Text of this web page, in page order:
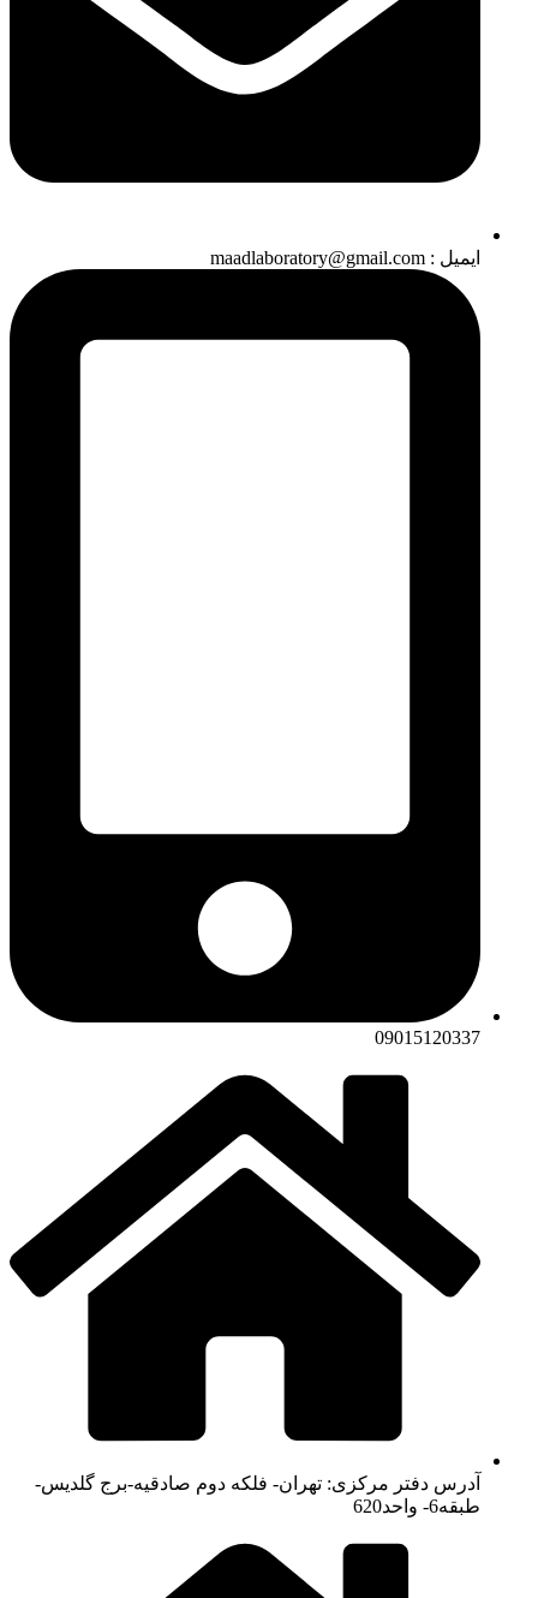
ایمیل : maadlaboratory@gmail.com
09015120337
آدرس دفتر مرکزی: تهران- فلکه دوم صادقیه-برج گلدیس-
طبقه6- واحد620